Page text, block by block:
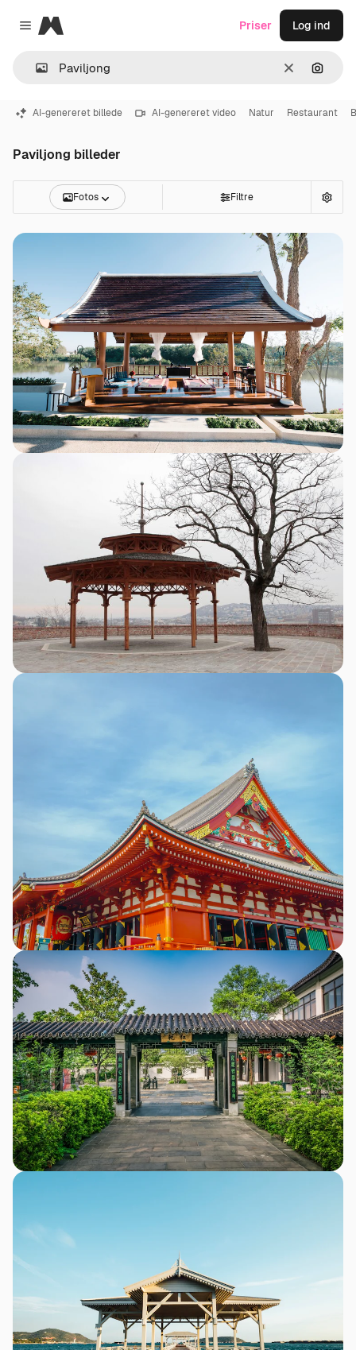
Close menu
Magnific
Klar Søg
Priser Log ind
AI-genereret billede AI-genereret video Natur Restaurant
Paviljong billeder
Fotos Filtre